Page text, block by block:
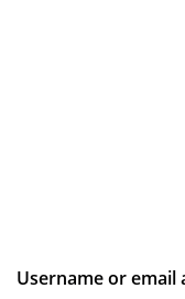
Username or email